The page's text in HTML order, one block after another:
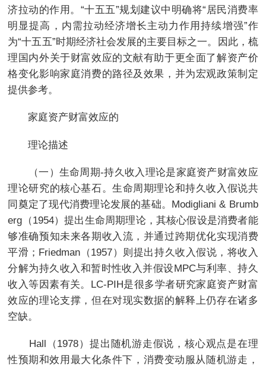
济拉动的作用。“十五五”规划建议中明确将“居民消费率
明显提高，内需拉动经济增长主动力作用持续增强”作
为“十五五”时期经济社会发展的主要目标之一。因此，梳
理国内外关于财富效应的文献有助于更全面了解资产价
格变化影响家庭消费的路径及效果，并为宏观政策制定
提供参考。
家庭资产财富效应的
理论描述
（一）生命周期-持久收入理论是家庭资产财富效应
理论研究的核心基石。生命周期理论和持久收入假说共
同奠定了现代消费理论发展的基础。Modigliani & Brumb
erg（1954）提出生命周期理论，其核心假设是消费者能
够准确预知未来各期收入流，并通过跨期优化实现消费
平滑；Friedman（1957）则提出持久收入假说，将收入
分解为持久收入和暂时性收入并假设MPC与利率、持久
收入等因素有关。LC-PIH是很多学者研究家庭资产财富
效应的理论支撑，但在对现实数据的解释上仍存在诸多
空缺。
Hall（1978）提出随机游走假说，核心观点是在理
性预期和效用最大化条件下，‌消费变动服从随机游走‌，